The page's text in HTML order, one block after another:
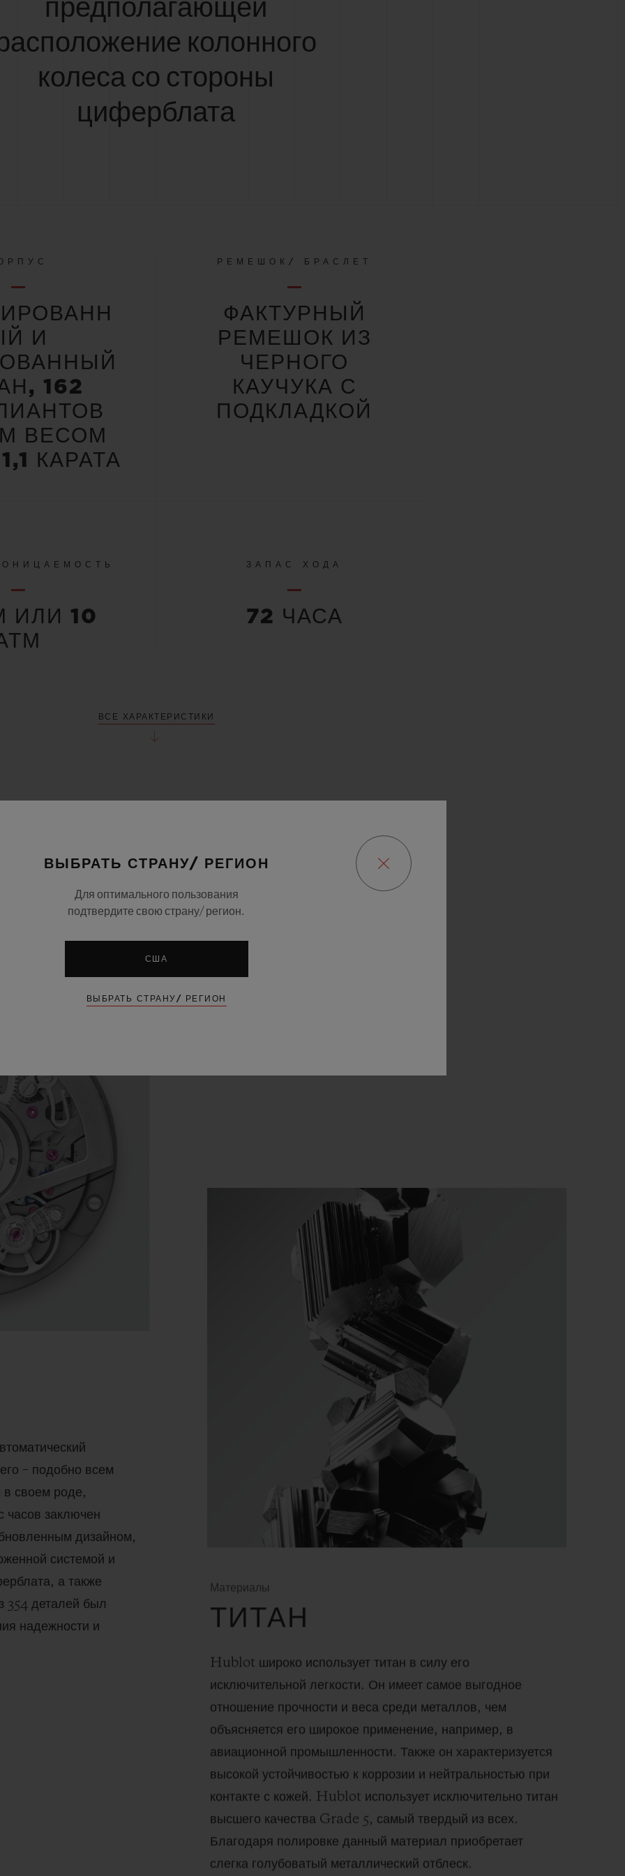
предполагающей
колонного
колеса со стороны
циферблата
И
162
ВЕСОМ
КАРАТА
РЕМЕШОК/ БРАСЛЕТ
ФАКТУРНЫЙ
РЕМЕШОК ИЗ
ЧЕРНОГО
КАУЧУКА С
ПОДКЛАДКОЙ
ИЛИ 10
ЗАПАС ХОДА
72 ЧАСА
ВСЕ ХАРАКТЕРИСТИКИ
– подобно всем
своем роде,
часов заключен
дизайном,
системой и
а также
354 деталей был
надежности и
Материалы
ТИТАН
Hublot широко использует титан в силу его
исключительной легкости. Он имеет самое выгодное
отношение прочности и веса среди металлов, чем
объясняется его широкое применение, например, в
авиационной промышленности. Также он характеризуется
высокой устойчивостью к коррозии и нейтральностью при
контакте с кожей. Hublot использует исключительно титан
высшего качества Grade 5, самый твердый из всех.
Благодаря полировке данный материал приобретает
слегка голубоватый металлический отблеск.
ВЫБРАТЬ СТРАНУ/ РЕГИОН
Для оптимального пользования
подтвердите свою страну/ регион.
США
ВЫБРАТЬ СТРАНУ/ РЕГИОН